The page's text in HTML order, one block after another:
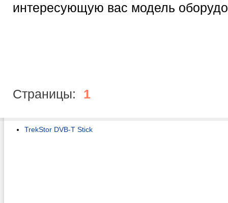
интересующую вас модель
Страницы: 1
TrekStor DVB-T Stick